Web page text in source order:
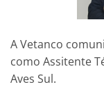
A Vetanco
como Assitente
Aves Sul.